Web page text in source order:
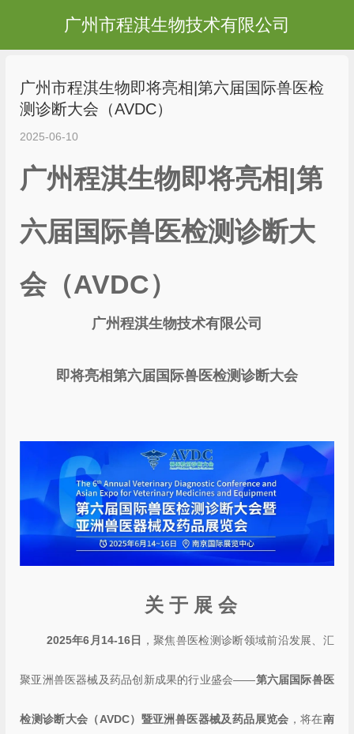
广州市程淇生物技术有限公司
广州市程淇生物即将亮相|第六届国际兽医检
测诊断大会（AVDC）
2025-06-10
广州程淇生物即将亮相|第
六届国际兽医检测诊断大
会（AVDC）
广州程淇生物技术有限公司
即将亮相第六届国际兽医检测诊断大会
关 于 展 会
2025年6月14-16日 ，聚焦兽医检测诊断领域前沿发展、汇
聚亚洲兽医器械及药品创新成果的行业盛会——第六届国际兽医
检测诊断大会（AVDC）暨亚洲兽医器械及药品展览会 ，将在南